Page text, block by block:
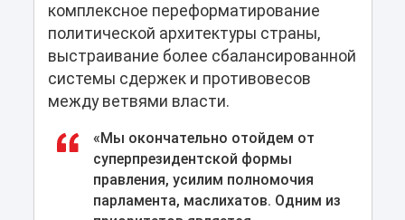
комплексное переформатирование
политической архитектуры страны,
выстраивание более сбалансированной
системы сдержек и противовесов
между ветвями власти.
«Мы окончательно отойдем от
суперпрезидентской формы
правления, усилим полномочия
парламента, маслихатов. Одним из